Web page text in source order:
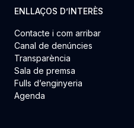
ENLLAÇOS D’INTERÈS
Contacte i com arribar
Canal de denúncies
Transparència
Sala de premsa
Fulls d’enginyeria
Agenda